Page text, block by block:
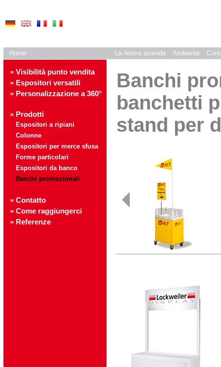
Home La nostra azienda Ambiente
» Visibilità punto vendita
» Espositori versatili
» Personalizzazione a 360°
» Prodotti
Espositori a ripiani
Colonne
Espositori per merce sfusa
Forme particolari
Espositori da banco
Banchi promozionali
» Contatto
» Come raggiungerci
» Referenze
Banchi
banchetti
stand per